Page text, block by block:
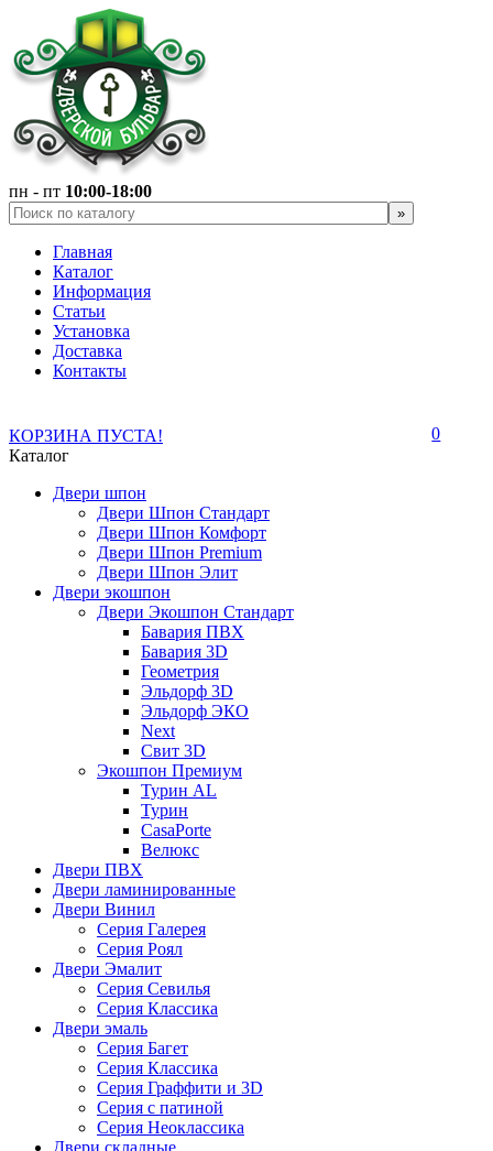
пн - пт 10:00-18:00
Главная
Каталог
Информация
Статьи
Установка
Доставка
Контакты
КОРЗИНА ПУСТА!
0
Каталог
Двери шпон
Двери Шпон Стандарт
Двери Шпон Комфорт
Двери Шпон Premium
Двери Шпон Элит
Двери экошпон
Двери Экошпон Стандарт
Бавария ПВХ
Бавария 3D
Геометрия
Эльдорф 3D
Эльдорф ЭКО
Next
Свит 3D
Экошпон Премиум
Турин AL
Турин
CasaPorte
Велюкс
Двери ПВХ
Двери ламинированные
Двери Винил
Серия Галерея
Серия Роял
Двери Эмалит
Серия Севилья
Серия Классика
Двери эмаль
Серия Багет
Серия Классика
Серия Граффити и 3D
Серия с патиной
Серия Неоклассика
Двери складные